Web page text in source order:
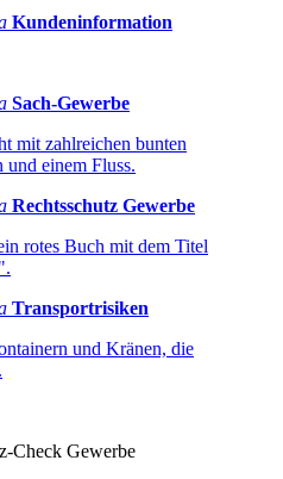
Kundeninformation
Sach-Gewerbe
Rechtsschutz Gewerbe
Transportrisiken
Check Gewerbe